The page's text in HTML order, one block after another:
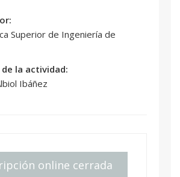
Superior de Ingeniería de
la actividad:
Ibáñez
online cerrada